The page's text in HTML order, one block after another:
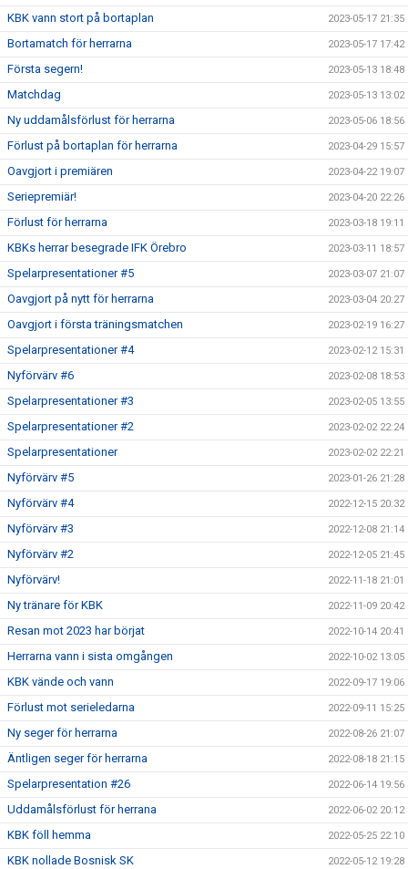
KBK vann stort på bortaplan 2023-05-17 21:35
Bortamatch för herrarna 2023-05-17 17:42
Första segern! 2023-05-13 18:48
Matchdag 2023-05-13 13:02
Ny uddamålsförlust för herrarna 2023-05-06 18:56
Förlust på bortaplan för herrarna 2023-04-29 15:57
Oavgjort i premiären 2023-04-22 19:07
Seriepremiär! 2023-04-20 22:26
Förlust för herrarna 2023-03-18 19:11
KBKs herrar besegrade IFK Örebro 2023-03-11 18:57
Spelarpresentationer #5 2023-03-07 21:07
Oavgjort på nytt för herrarna 2023-03-04 20:27
Oavgjort i första träningsmatchen 2023-02-19 16:27
Spelarpresentationer #4 2023-02-12 15:31
Nyförvärv #6 2023-02-08 18:53
Spelarpresentationer #3 2023-02-05 13:55
Spelarpresentationer #2 2023-02-02 22:24
Spelarpresentationer 2023-02-02 22:21
Nyförvärv #5 2023-01-26 21:28
Nyförvärv #4 2022-12-15 20:32
Nyförvärv #3 2022-12-08 21:14
Nyförvärv #2 2022-12-05 21:45
Nyförvärv! 2022-11-18 21:01
Ny tränare för KBK 2022-11-09 20:42
Resan mot 2023 har börjat 2022-10-14 20:41
Herrarna vann i sista omgången 2022-10-02 13:05
KBK vände och vann 2022-09-17 19:06
Förlust mot serieledarna 2022-09-11 15:25
Ny seger för herrarna 2022-08-26 21:07
Äntligen seger för herrarna 2022-08-18 21:15
Spelarpresentation #26 2022-06-14 19:56
Uddamålsförlust för herrana 2022-06-02 20:12
KBK föll hemma 2022-05-25 22:10
KBK nollade Bosnisk SK 2022-05-12 19:28